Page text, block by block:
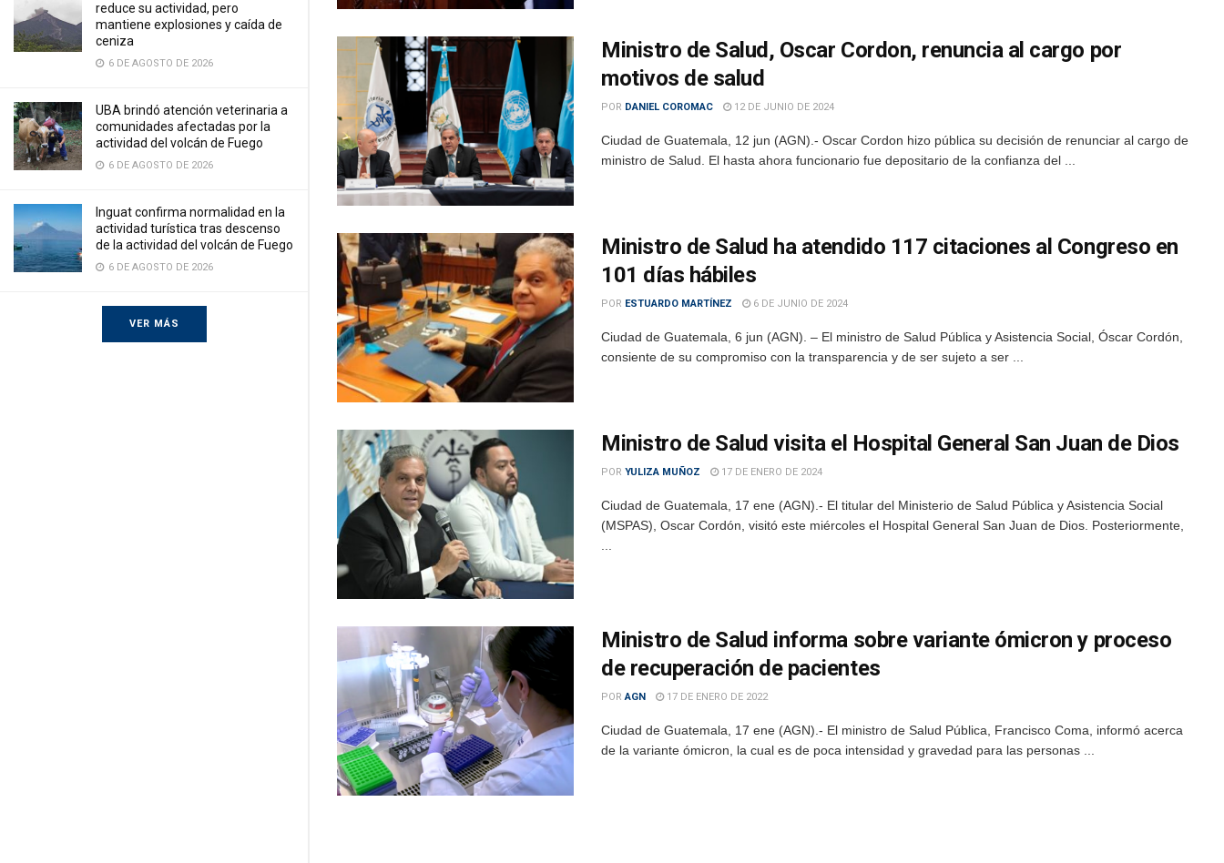
reduce su actividad, pero
mantiene explosiones y caída de
ceniza
6 DE AGOSTO DE 2026
UBA brindó atención veterinaria a
comunidades afectadas por la
actividad del volcán de Fuego
6 DE AGOSTO DE 2026
Inguat confirma normalidad en la
actividad turística tras descenso
de la actividad del volcán de Fuego
6 DE AGOSTO DE 2026
VER MÁS
Ministro de Salud, Oscar Cordon, renuncia al cargo por
motivos de salud
POR DANIEL COROMAC 12 DE JUNIO DE 2024
Ciudad de Guatemala, 12 jun (AGN).- Oscar Cordon hizo pública su decisión de renunciar al cargo de
ministro de Salud. El hasta ahora funcionario fue depositario de la confianza del ...
Ministro de Salud ha atendido 117 citaciones al Congreso en
101 días hábiles
POR ESTUARDO MARTÍNEZ 6 DE JUNIO DE 2024
Ciudad de Guatemala, 6 jun (AGN). – El ministro de Salud Pública y Asistencia Social, Óscar Cordón,
consiente de su compromiso con la transparencia y de ser sujeto a ser ...
Ministro de Salud visita el Hospital General San Juan de Dios
POR YULIZA MUÑOZ 17 DE ENERO DE 2024
Ciudad de Guatemala, 17 ene (AGN).- El titular del Ministerio de Salud Pública y Asistencia Social
(MSPAS), Oscar Cordón, visitó este miércoles el Hospital General San Juan de Dios. Posteriormente,
...
Ministro de Salud informa sobre variante ómicron y proceso
de recuperación de pacientes
POR AGN 17 DE ENERO DE 2022
Ciudad de Guatemala, 17 ene (AGN).- El ministro de Salud Pública, Francisco Coma, informó acerca
de la variante ómicron, la cual es de poca intensidad y gravedad para las personas ...